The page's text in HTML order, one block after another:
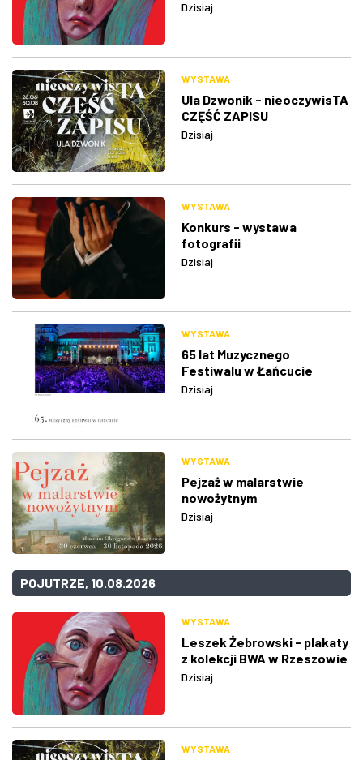
Dzisiaj
WYSTAWA
Ula Dzwonik - nieoczywisTA
CZĘŚĆ ZAPISU
Dzisiaj
WYSTAWA
Konkurs - wystawa
fotografii
Dzisiaj
WYSTAWA
65 lat Muzycznego
Festiwalu w Łańcucie
Dzisiaj
WYSTAWA
Pejzaż w malarstwie
nowożytnym
Dzisiaj
POJUTRZE, 10.08.2026
WYSTAWA
Leszek Żebrowski - plakaty
z kolekcji BWA w Rzeszowie
Dzisiaj
WYSTAWA